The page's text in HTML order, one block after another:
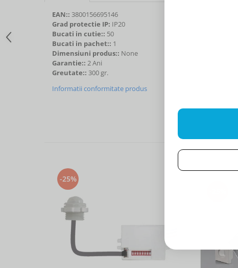
EAN:: 3800156695146
Grad protectie IP: IP20
Bucati in cutie:: 50
Bucati in pachet:: 1
Dimensiuni produs:: None
Garantie:: 2 Ani
Greutate:: 300 gr.
Informatii conformitate produs
-25%